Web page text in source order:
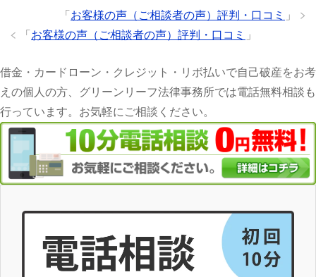
「 お客様の声（ご相談者の声）評判・口コミ
」
「 お客様の声（ご相談者の声）評判・口コミ 」
借金・カードローン・クレジット・リボ払いで自己破産をお考
えの個人の方、グリーンリーフ法律事務所では電話無料相談も
行っています。お気軽にご相談ください。